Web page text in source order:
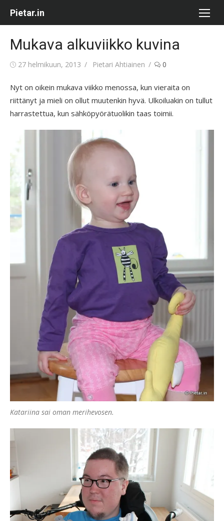
Pietar.in
Mukava alkuviikko kuvina
Posted
27 helmikuun, 2013 Author
Pietari Ahtiainen 0
Nyt on oikein mukava viikko menossa, kun vieraita on
riittänyt ja mieli on ollut muutenkin hyvä. Ulkoiluakin on tullut
harrastettua, kun sähköpyörätuolikin taas toimii.
Katariina sai oman merihevosen.